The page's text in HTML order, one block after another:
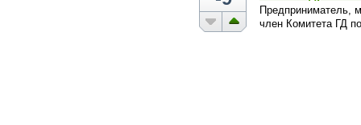
Предприниматель,
член Комитета ГД